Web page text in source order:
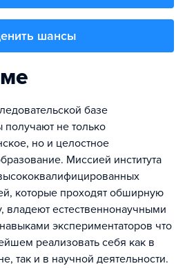
шансы
базе
получают не только
но и целостное
Миссией института
которые проходят обширную
владеют естественнонаучными
экспериментаторов что
реализовать себя как в
так и в научной деятельности.